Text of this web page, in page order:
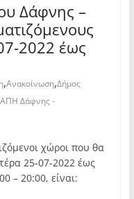
Δάφνης –
2022 έως
,Ανακοίνωση,Δήμος
Δάφνης -
χώροι που θα
25-07-2022 έως
– 20:00, είναι: